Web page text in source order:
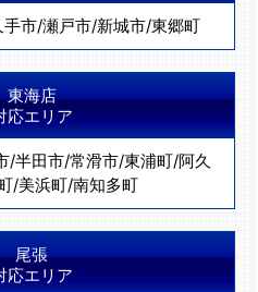
手市/瀬戸市/新城市/東郷町
東海店
応エリア
/半田市/常滑市/東浦町/阿久
/美浜町/南知多町
尾張
応エリア